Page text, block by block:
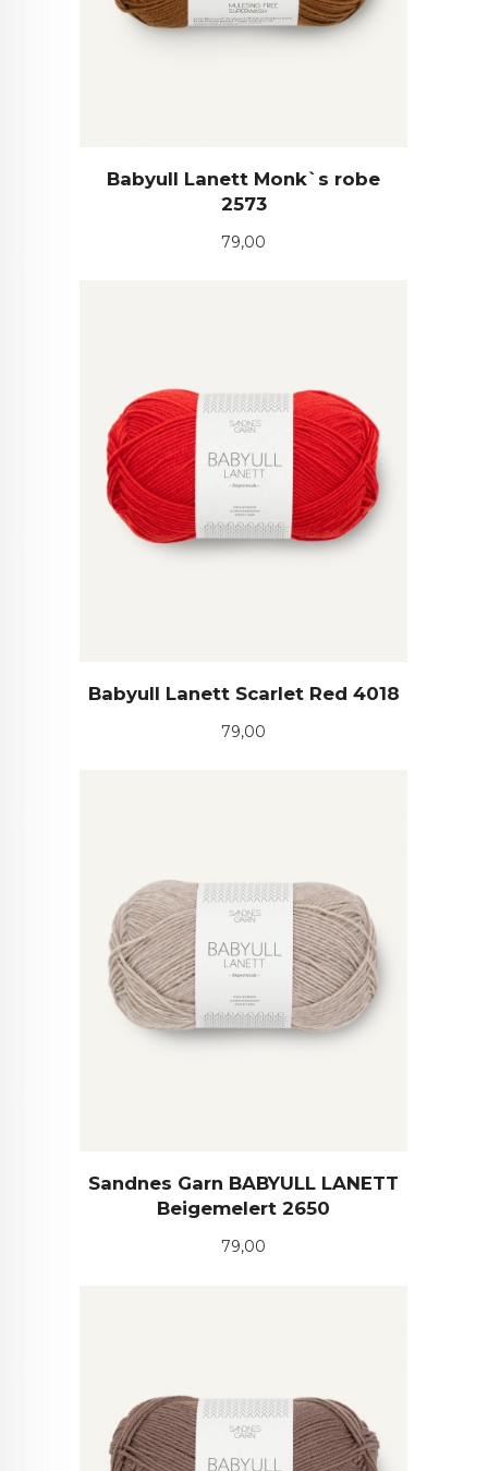
Babyull Lanett Monk`s robe
2573
Pris
79,00
Babyull Lanett Scarlet Red 4018
Pris
79,00
Sandnes Garn BABYULL LANETT
Beigemelert 2650
Pris
79,00